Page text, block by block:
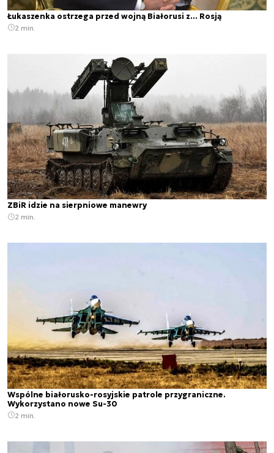
Łukaszenka ostrzega przed wojną Białorusi z... Rosją
2 min.
ZBiR idzie na sierpniowe manewry
2 min.
Wspólne białorusko-rosyjskie patrole przygraniczne.
Wykorzystano nowe Su-30
2 min.